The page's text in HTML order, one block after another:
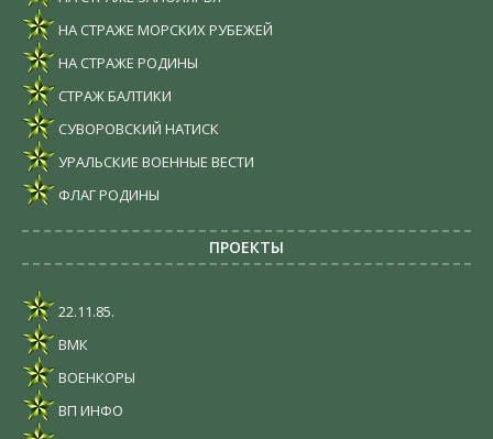
НА СТРАЖЕ МОРСКИХ РУБЕЖЕЙ
НА СТРАЖЕ РОДИНЫ
СТРАЖ БАЛТИКИ
СУВОРОВСКИЙ НАТИСК
УРАЛЬСКИЕ ВОЕННЫЕ ВЕСТИ
ФЛАГ РОДИНЫ
ПРОЕКТЫ
22.11.85.
ВМК
ВОЕНКОРЫ
ВП ИНФО